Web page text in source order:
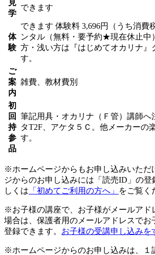
見
学
できます
体
験
できます 体験料 3,696円（うち消費
ンタル（無料・要予約★現在休止
方・浅い方は『はじめてオカリナ』
す。
ご
案
内
雑費、教材費別
初
回
持
参
品
筆記用具・オカリナ（Ｆ管）講師へ
タT2F、アケタ５Ｃ。他メーカーの
す。
※ホームページからもお申し込みいただ
ジからのお申し込みには「読売ID」の登
しくは 「初めてご利用の方へ」 をご覧く
※お子様の講座で、お子様がメールアド
場合は、保護者用のメールアドレスでお
登録できます。 お子様の受講申し込みを
※ホームページからのお申し込みは、１